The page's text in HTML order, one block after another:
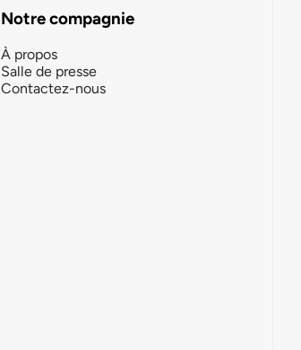
Notre compagnie
À propos
Salle de presse
Contactez-nous